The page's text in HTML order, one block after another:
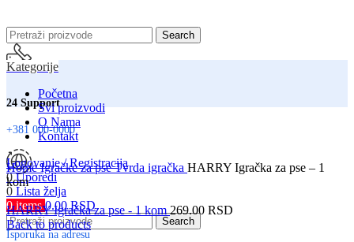
Search
24 Support
+381 000-0000
Srbija
Isporuka na adresu
Kategorije
Početna
Svi proizvodi
O Nama
Kontakt
Logovanje / Registracija
0 Uporedi
0 Lista želja
0items 0.00RSD
Search
Click to enlarge
HomeIgračke za pseTvrda igračka HARRY Igračka za pse – 1
kom
HARRY Igračka za pse - 1 kom269.00 RSD
Back to products